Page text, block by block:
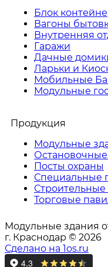
Блок
Вагоны
Внутренняя
Гаражи
Дачные
Ларьки и
Мобильные
Модульные
Продукция
Модульные
Посты охраны
Специальные
Строительные
Торговые
Модульные здания
г. Краснодар © 2026
Сделано на 1os.ru